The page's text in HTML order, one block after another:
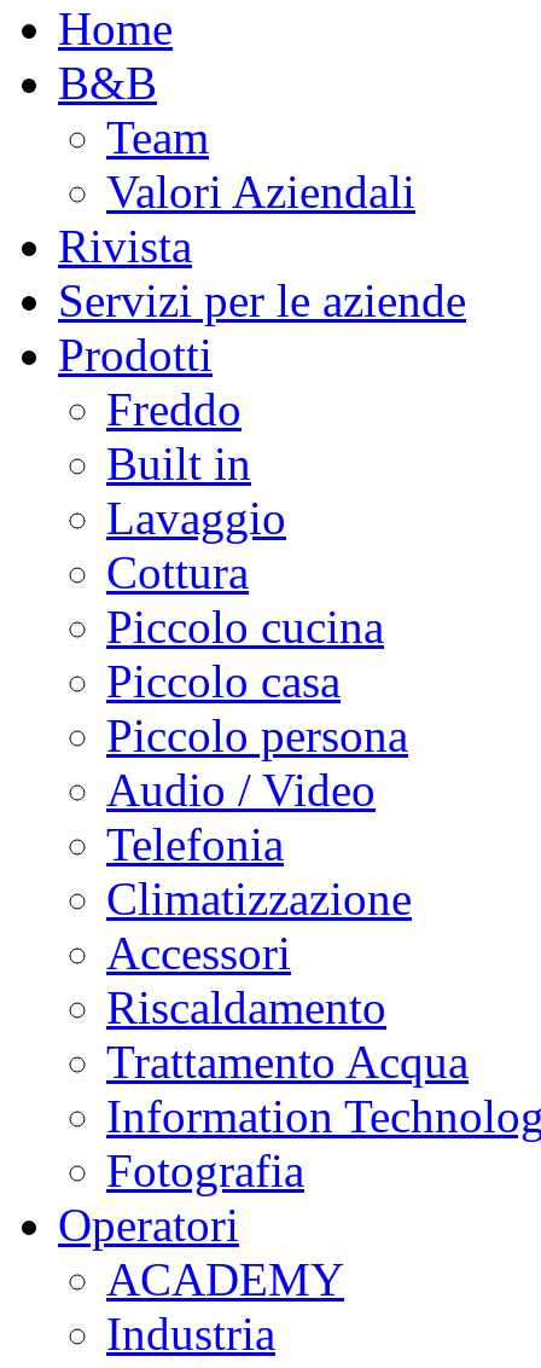
Home
B&B
Team
Valori Aziendali
Rivista
Servizi per le aziende
Prodotti
Freddo
Built in
Lavaggio
Cottura
Piccolo cucina
Piccolo casa
Piccolo persona
Audio / Video
Telefonia
Climatizzazione
Accessori
Riscaldamento
Trattamento Acqua
Information
Fotografia
Operatori
ACADEMY
Industria